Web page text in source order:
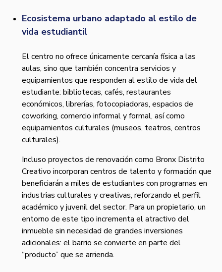
Ecosistema urbano adaptado al estilo de
vida estudiantil
El centro no ofrece únicamente cercanía física a las
aulas, sino que también concentra servicios y
equipamientos que responden al estilo de vida del
estudiante: bibliotecas, cafés, restaurantes
económicos, librerías, fotocopiadoras, espacios de
coworking, comercio informal y formal, así como
equipamientos culturales (museos, teatros, centros
culturales).
Incluso proyectos de renovación como Bronx Distrito
Creativo incorporan centros de talento y formación que
beneficiarán a miles de estudiantes con programas en
industrias culturales y creativas, reforzando el perfil
académico y juvenil del sector. Para un propietario, un
entorno de este tipo incrementa el atractivo del
inmueble sin necesidad de grandes inversiones
adicionales: el barrio se convierte en parte del
“producto” que se arrienda.